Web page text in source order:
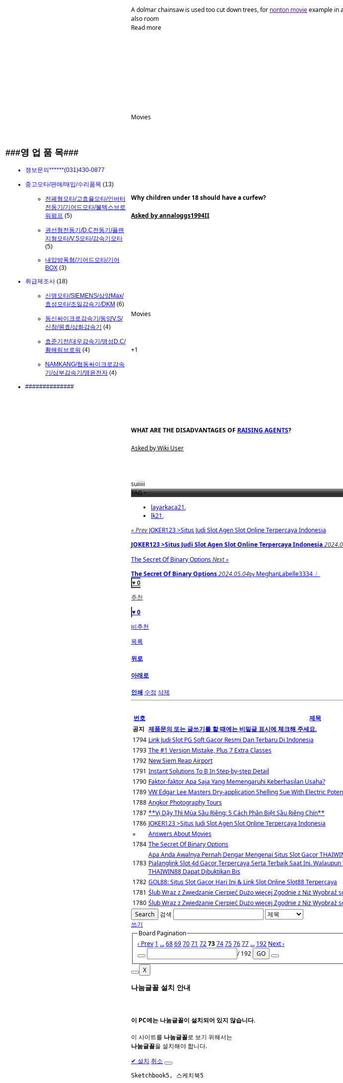
###영 업 품 목###
졍보문의******(031)430-0877
중고모타/판매/매입/수리품목 (13)
전폐형모타/고효율모타/인버터
전동기/기어드모타/볼텍스브로
워펌프 (5)
권선형전동기/D.C전동기/플랜
지형모타/V.S모타/감속기모타
(5)
내압방폭형/기어드모타/기어
BOX (3)
취급제조사 (18)
신명모타/SIEMENS/삼양Max/
효성모타/조일감속기/DKM (6)
동신싸이크로감속기/동양V.S/
신창/원효/삼화감속기 (4)
효준기전/대우감속기/명성D.C/
황해링브로워 (4)
NAMKANG/협동싸이크로감속
기/삼부감속기/명윤전자 (4)
##############
A dolmar chainsaw is used too cut down trees, for nonton movieexample in
also room
Read more
Movies
Why children under 18 should have a curfew?
Asked by annaloggs1994II
Movies
+1
WHAT ARE THE DISADVANTAGES OF RAISING AGENTS?
Asked by Wiki User
suiiiii
TAG •
layarkaca21,
lk21,
« Prev JOKER123 >Situs Judi Slot Agen Slot Online Terpercaya Indonesia
JOKER123 >Situs Judi Slot Agen Slot Online Terpercaya Indonesia
The Secret Of Binary OptionsNext »
The Secret Of Binary Options2024.05.04by MeghanLabelle3334 〉
♥ 0
추천
♥ 0
비추천
목록
위로
아래로
인쇄 수정 삭제
번호
제목
공지 제품문의 또는 글쓰기를 할 때에는 비밀글 표시에 체크해 주세요.
1794 Link Judi Slot PG Soft Gacor Resmi Dan Terbaru Di Indonesia
1793 The #1 Version Mistake, Plus 7 Extra Classes
1792 New Siem Reap Airport
1791 Instant Solutions To B In Step-by-step Detail
1790 Faktor-faktor Apa Saja Yang Memengaruhi Keberhasilan Usaha?
1789 VW Edgar Lee Masters Dry-application Shelling Sue With Electric
1788 Angkor Photography Tours
1787 **Vị Dậy Thì Mùa Sầu Riêng: 5 Cách Phân Biệt Sầu Riêng Chín**
1786 JOKER123 >Situs Judi Slot Agen Slot Online Terpercaya Indonesia
»
Answers About Movies
1784 The Secret Of Binary Options
1783
Apa Anda Awalnya Pernah Dengar Mengenai Situs Slot Gacor
Pialanglink Slot 4d Gacor Terpercaya Serta Terbaik Saat Ini.
THAIWIN88 Dapat Dibuktikan Bis
1782 GOL88: Situs Slot Gacor Hari Ini & Link Slot Online Slot88 Terpercaya
1781 Ślub Wraz z Zwiedzanie Cierpieć Dużo więcej Zgodnie z Niż Wyobraź
1780 Ślub Wraz z Zwiedzanie Cierpieć Dużo więcej Zgodnie z Niż Wyobraź
Search
검색
쓰기
Board Pagination
‹ Prev 1 ...68697071 727374757677 ... 192 Next ›
/ 192
GO
X
나눔글꼴 설치 안내
이 PC에는 나눔글꼴이 설치되어 있지 않습니다.
이 사이트를 나눔글꼴로 보기 위해서는
나눔글꼴을 설치해야 합니다.
✔ 설치 취소
Sketchbook5, 스케치북5